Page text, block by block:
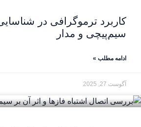
کاربرد ترموگرافی در
سیم‌پیچی و مدار
ادامه مطلب »
آگوست 27, 2025